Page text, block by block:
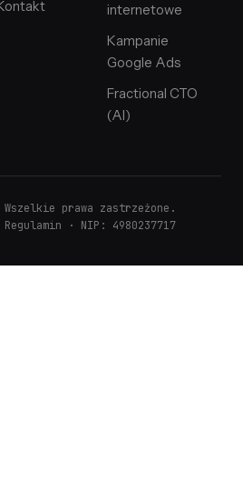
internetowe
Kampanie
Google Ads
Fractional CTO
(AI)
prawa zastrzeżone.
Regulamin · NIP: 4980237717